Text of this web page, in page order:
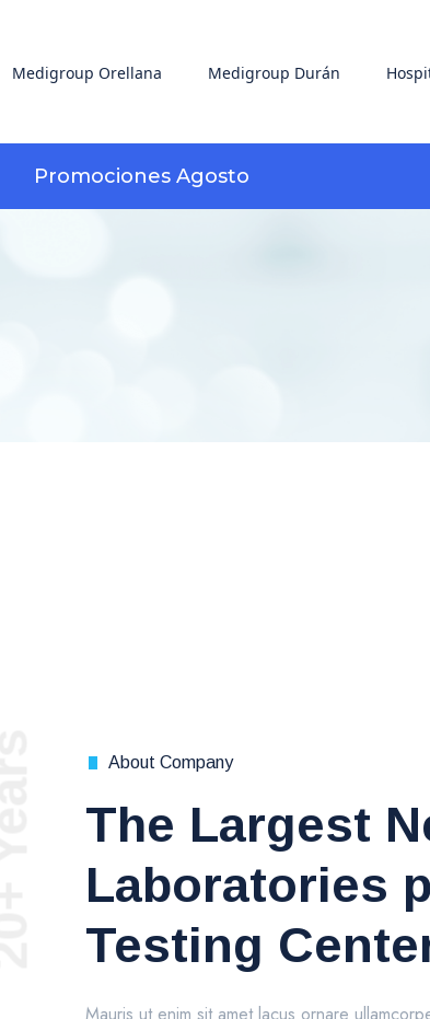
Medigroup Orellana Medigroup Durán
Promociones Agosto
About Company
The Largest
Laboratories
Testing
Mauris ut enim sit amet lacus ornare